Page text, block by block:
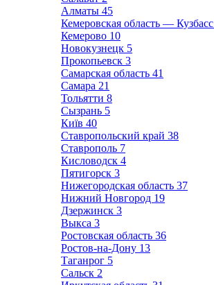
Алматы 45
Кемеровская область — Кузбасс
Кемерово 10
Новокузнецк 5
Прокопьевск 3
Самарская область 41
Самара 21
Тольятти 8
Сызрань 5
Київ 40
Ставропольский край 38
Ставрополь 7
Кисловодск 4
Пятигорск 3
Нижегородская область 37
Нижний Новгород 19
Дзержинск 3
Выкса 3
Ростовская область 36
Ростов-на-Дону 13
Таганрог 5
Сальск 2